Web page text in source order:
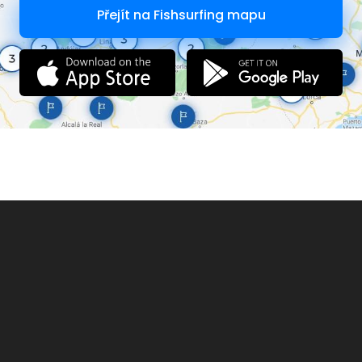
Přejít na Fishsurfing mapu